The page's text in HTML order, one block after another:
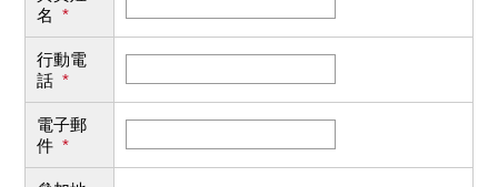
名 *
行動電
話 *
電子郵
件 *